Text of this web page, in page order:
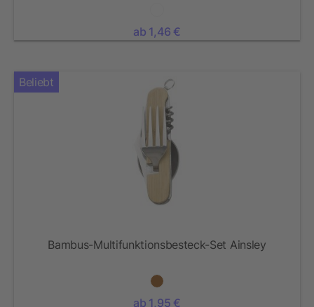
ab 1,46 €
Beliebt
Bambus-Multifunktionsbesteck-Set Ainsley
ab 1,95 €